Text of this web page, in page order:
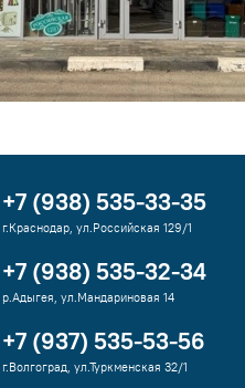
+7 (938) 535-33-35
г.Краснодар, ул.Российская 129/1
+7 (938) 535-32-34
р.Адыгея, ул.Мандариновая 14
+7 (937) 535-53-56
г.Волгоград, ул.Туркменская 32/1